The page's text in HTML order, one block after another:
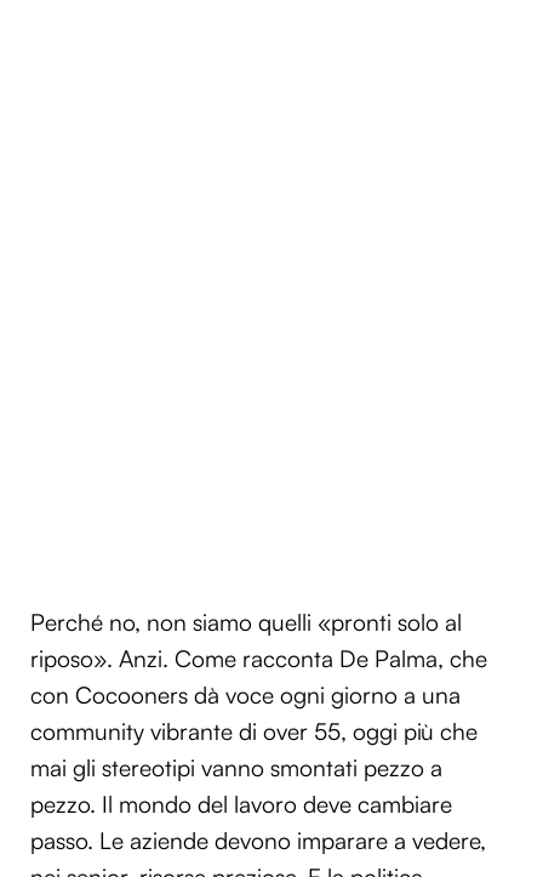
Perché no, non siamo quelli «pronti solo al
riposo». Anzi. Come racconta De Palma, che
con Cocooners dà voce ogni giorno a una
community vibrante di over 55, oggi più che
mai gli stereotipi vanno smontati pezzo a
pezzo. Il mondo del lavoro deve cambiare
passo. Le aziende devono imparare a vedere,